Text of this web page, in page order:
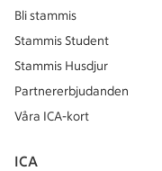
Bli stammis
Stammis Student
Stammis Husdjur
Partnererbjudanden
Våra ICA-kort
ICA